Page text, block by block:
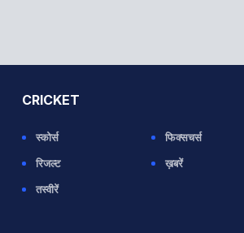
CRICKET
स्कोर्स
फिक्सचर्स
रिजल्ट
ख़बरें
तस्वीरें